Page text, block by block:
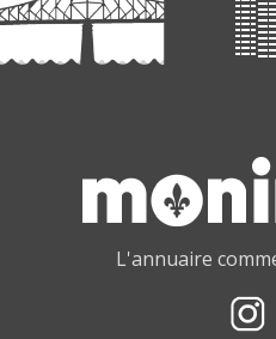
L'annuaire